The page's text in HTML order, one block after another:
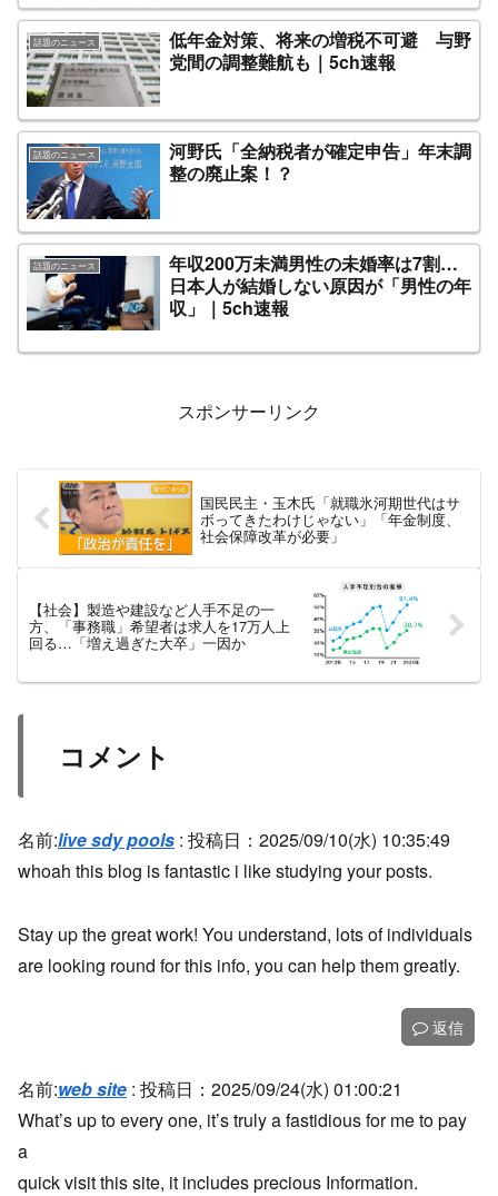
話題のニュース
低年金対策、将来の増税不可避 与野
党間の調整難航も｜5ch速報
話題のニュース
河野氏「全納税者が確定申告」年末調
整の廃止案！？
話題のニュース
年収200万未満男性の未婚率は7割…
日本人が結婚しない原因が「男性の年
収」｜5ch速報
スポンサーリンク
国民民主・玉木氏「就職氷河期世代はサ
ボってきたわけじゃない」「年金制度、
社会保障改革が必要」
【社会】製造や建設など人手不足の一
方、「事務職」希望者は求人を17万人上
回る…「増え過ぎた大卒」一因か
コメント
名前:live sdy pools : 投稿日：2025/09/10(水) 10:35:49
whoah this blog is fantastic i like studying your posts.
Stay up the great work! You understand, lots of individuals
are looking round for this info, you can help them greatly.
返信
名前:web site : 投稿日：2025/09/24(水) 01:00:21
What’s up to every one, it’s truly a fastidious for me to pay
a
quick visit this site, it includes precious Information.